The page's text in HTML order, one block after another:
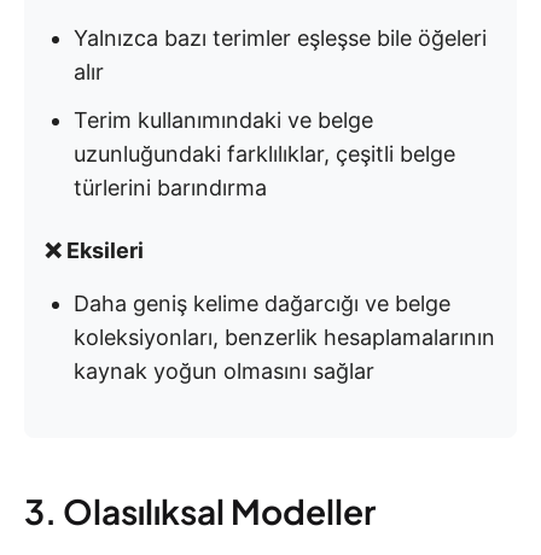
Yalnızca bazı terimler eşleşse bile öğeleri
alır
Terim kullanımındaki ve belge
uzunluğundaki farklılıklar, çeşitli belge
türlerini barındırma
❌ Eksileri
Daha geniş kelime dağarcığı ve belge
koleksiyonları, benzerlik hesaplamalarının
kaynak yoğun olmasını sağlar
3. Olasılıksal Modeller